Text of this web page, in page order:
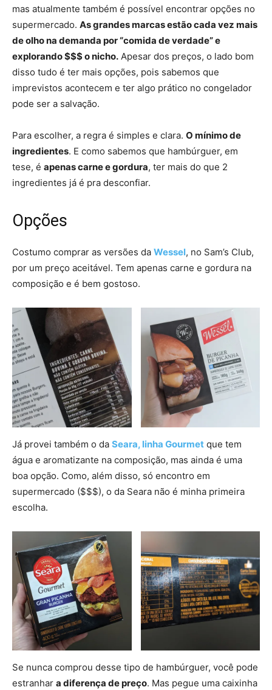
mas atualmente também é possível encontrar opções no
supermercado. As grandes marcas estão cada vez mais
de olho na demanda por “comida de verdade” e
explorando $$$ o nicho. Apesar dos preços, o lado bom
disso tudo é ter mais opções, pois sabemos que
imprevistos acontecem e ter algo prático no congelador
pode ser a salvação.
Para escolher, a regra é simples e clara. O mínimo de
ingredientes. E como sabemos que hambúrguer, em
tese, é apenas carne e gordura, ter mais do que 2
ingredientes já é pra desconfiar.
Opções
Costumo comprar as versões da Wessel, no Sam’s Club,
por um preço aceitável. Tem apenas carne e gordura na
composição e é bem gostoso.
Já provei também o da Seara, linha Gourmet que tem
água e aromatizante na composição, mas ainda é uma
boa opção. Como, além disso, só encontro em
supermercado ($$$), o da Seara não é minha primeira
escolha.
Se nunca comprou desse tipo de hambúrguer, você pode
estranhar a diferença de preço. Mas pegue uma caixinha